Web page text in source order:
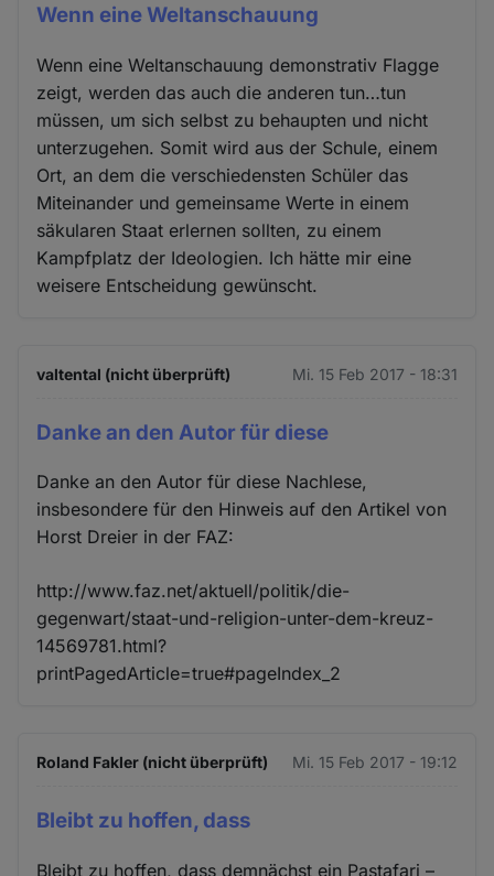
Wenn eine Weltanschauung
Wenn eine Weltanschauung demonstrativ Flagge
zeigt, werden das auch die anderen tun…tun
müssen, um sich selbst zu behaupten und nicht
unterzugehen. Somit wird aus der Schule, einem
Ort, an dem die verschiedensten Schüler das
Miteinander und gemeinsame Werte in einem
säkularen Staat erlernen sollten, zu einem
Kampfplatz der Ideologien. Ich hätte mir eine
weisere Entscheidung gewünscht.
valtental (nicht überprüft) Mi. 15 Feb 2017 - 18:31
Danke an den Autor für diese
Danke an den Autor für diese Nachlese,
insbesondere für den Hinweis auf den Artikel von
Horst Dreier in der FAZ:
http://www.faz.net/aktuell/politik/die-
gegenwart/staat-und-religion-unter-dem-kreuz-
14569781.html?
printPagedArticle=true#pageIndex_2
Roland Fakler (nicht überprüft) Mi. 15 Feb 2017 - 19:12
Bleibt zu hoffen, dass
Bleibt zu hoffen, dass demnächst ein Pastafari –